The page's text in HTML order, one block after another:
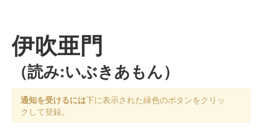
伊吹亜門
（読み:いぶきあもん）
通知を受けるには下に表示された緑色のボタンをクリッ
クして登録。